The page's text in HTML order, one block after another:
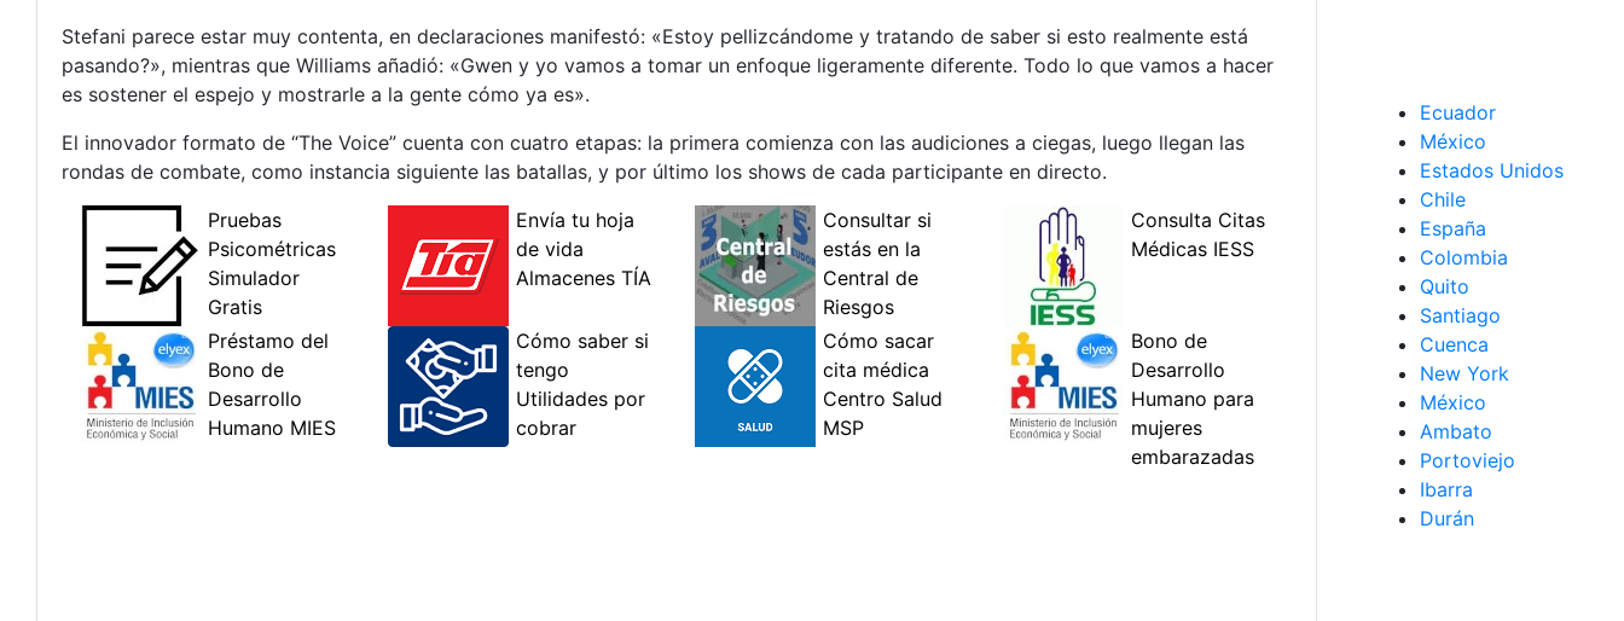
Stefani parece estar muy contenta, en declaraciones manifestó: «Estoy pellizcándome y tratando de saber si esto realmente está
pasando?», mientras que Williams añadió: «Gwen y yo vamos a tomar un enfoque ligeramente diferente. Todo lo que vamos a hacer
es sostener el espejo y mostrarle a la gente cómo ya es».
El innovador formato de “The Voice” cuenta con cuatro etapas: la primera comienza con las audiciones a ciegas, luego llegan las
rondas de combate, como instancia siguiente las batallas, y por último los shows de cada participante en directo.
Ecuador
México
Estados Unidos
Chile
España
Colombia
Quito
Santiago
Cuenca
New York
México
Ambato
Portoviejo
Ibarra
Durán